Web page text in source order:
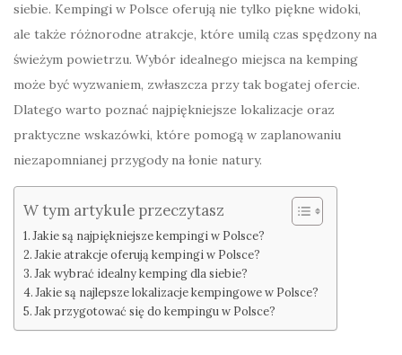
siebie. Kempingi w Polsce oferują nie tylko piękne widoki,
ale także różnorodne atrakcje, które umilą czas spędzony na
świeżym powietrzu. Wybór idealnego miejsca na kemping
może być wyzwaniem, zwłaszcza przy tak bogatej ofercie.
Dlatego warto poznać najpiękniejsze lokalizacje oraz
praktyczne wskazówki, które pomogą w zaplanowaniu
niezapomnianej przygody na łonie natury.
W tym artykule przeczytasz
Jakie są najpiękniejsze kempingi w Polsce?
Jakie atrakcje oferują kempingi w Polsce?
Jak wybrać idealny kemping dla siebie?
Jakie są najlepsze lokalizacje kempingowe w Polsce?
Jak przygotować się do kempingu w Polsce?